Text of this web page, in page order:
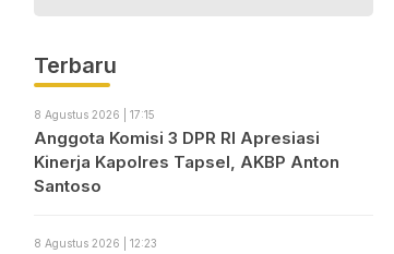
Terbaru
8 Agustus 2026 | 17:15
Anggota Komisi 3 DPR RI Apresiasi
Kinerja Kapolres Tapsel, AKBP Anton
Santoso
8 Agustus 2026 | 12:23